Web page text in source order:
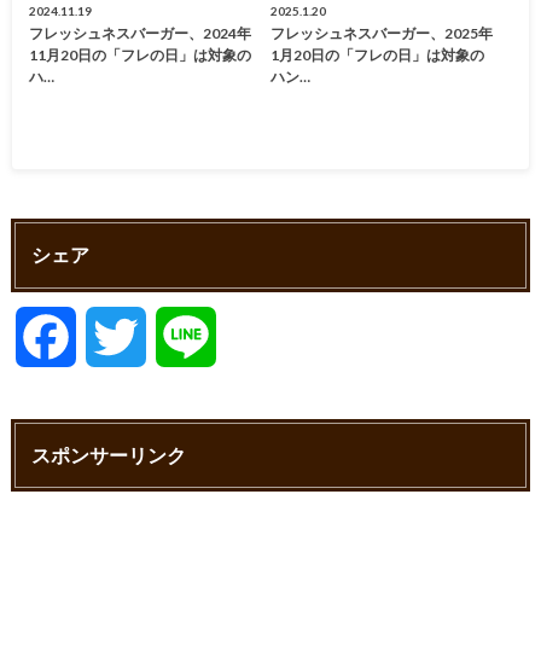
2024.11.19
フレッシュネスバーガー、2024年
11月20日の「フレの日」は対象の
ハ…
2025.1.20
フレッシュネスバーガー、2025年
1月20日の「フレの日」は対象の
ハン…
シェア
c i
スポンサーリンク